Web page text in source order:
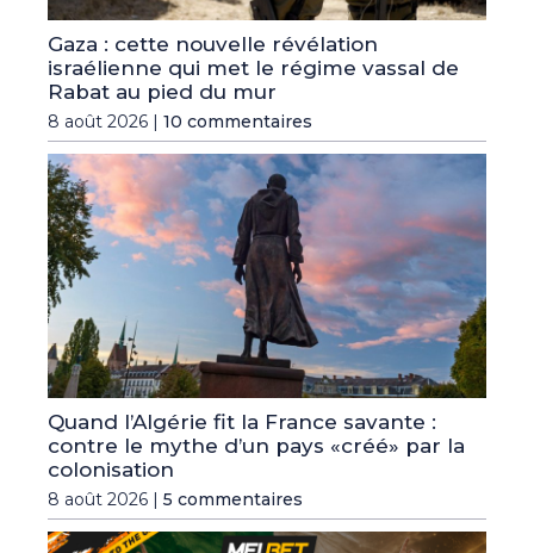
Gaza : cette nouvelle révélation
israélienne qui met le régime vassal de
Rabat au pied du mur
8 août 2026 | 10 commentaires
Quand l’Algérie fit la France savante :
contre le mythe d’un pays «créé» par la
colonisation
8 août 2026 | 5 commentaires